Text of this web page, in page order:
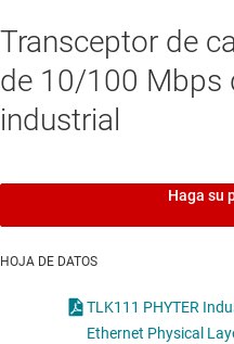
Transceptor de
de 10/100 Mbps
industrial
Haga su
HOJA DE DATOS
TLK111 PHYTER
Ethernet Physical